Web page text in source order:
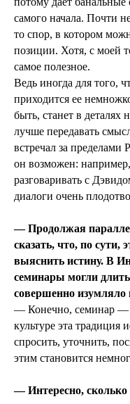
самого начала. Почти
то спор, в котором
позиции. Хотя, с моей
самое полезное.
Ведь иногда для того,
приходится ее
быть, станет в деталях
лучше передавать
встречал за
он возможен:
разговаривать с
диалоги очень
— Продолжая
сказать, что, по сути,
выяснить истину. В
семинары могли
совершенно изумляло
— Конечно, семинар —
культуре эта традиция
спросить, уточнить,
этим становится
— Интересно, сколько